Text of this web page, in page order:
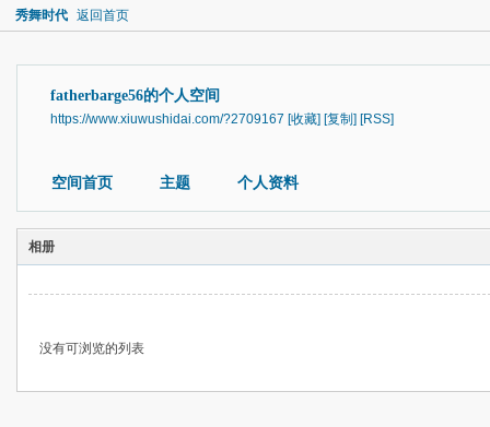
秀舞时代 返回首页
fatherbarge56的个人空间
https://www.xiuwushidai.com/?2709167 [收藏] [复制] [RSS]
空间首页 主题 个人资料
相册
没有可浏览的列表